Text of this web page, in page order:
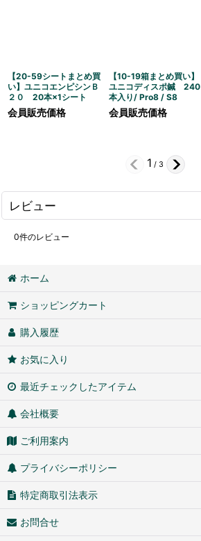
【20-59シートまとめ買
い】ユニコエンピシンＢ
２０ 20本×1シート
会員販売価格
【10-19箱まとめ買い】
ユニコディスポ鍼 240
本入り/ Pro8 / S8
会員販売価格
1 / 3
レビュー
0件のレビュー
ホーム
ショッピングカート
購入履歴
お気に入り
最近チェックしたアイテム
会社概要
ご利用案内
プライバシーポリシー
特定商取引法表示
お問合せ